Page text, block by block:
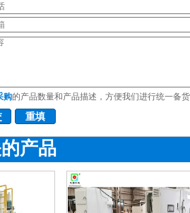
购的产品数量和产品描述，方便我们进行统一备
产品